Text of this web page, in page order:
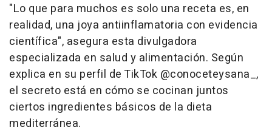
"Lo que para muchos es solo una receta es, en
realidad, una joya antiinflamatoria con evidencia
científica", asegura esta divulgadora
especializada en salud y alimentación. Según
explica en su perfil de TikTok @conoceteysana_,
el secreto está en cómo se cocinan juntos
ciertos ingredientes básicos de la dieta
mediterránea.